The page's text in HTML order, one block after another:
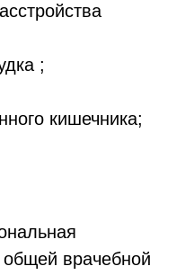
;
кишечника;
общей врачебной